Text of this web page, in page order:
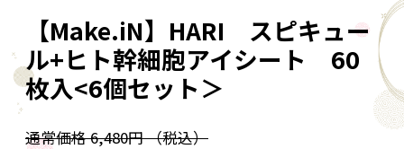
【Make.iN】HARI スピキュー
ル+ヒト幹細胞アイシート 60
枚入<6個セット＞
通常価格6,480円（税込）